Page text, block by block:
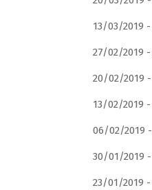
13/03/2019 -
27/02/2019 -
20/02/2019 -
13/02/2019 -
06/02/2019 -
30/01/2019 -
23/01/2019 -